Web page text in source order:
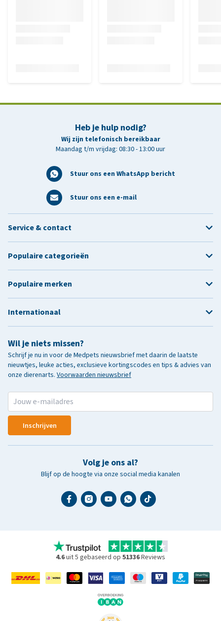
Heb je hulp nodig?
Wij zijn telefonisch bereikbaar
Maandag t/m vrijdag: 08:30 - 13:00 uur
Stuur ons een WhatsApp bericht
Stuur ons een e-mail
Wil je niets missen?
Schrijf je nu in voor de Medpets nieuwsbrief met daarin de laatste
nieuwtjes, leuke acties, exclusieve kortingscodes en tips & advies van
onze dierenarts. Voorwaarden nieuwsbrief
Inschrijven
Volg je ons al?
Blijf op de hoogte via onze social media kanalen
Service & contact
Populaire categorieën
Populaire merken
Internationaal
4.6uit 5 gebaseerd op 51336Reviews